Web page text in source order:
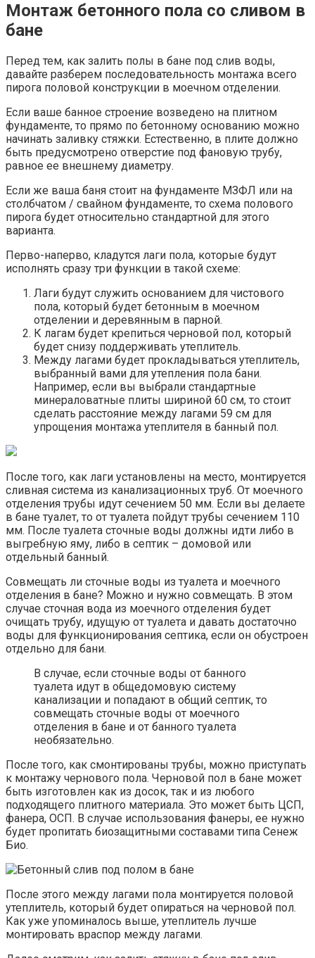
Монтаж бетонного пола со сливом в
бане
Перед тем, как залить полы в бане под слив воды,
давайте разберем последовательность монтажа всего
пирога половой конструкции в моечном отделении.
Если ваше банное строение возведено на плитном
фундаменте, то прямо по бетонному основанию можно
начинать заливку стяжки. Естественно, в плите должно
быть предусмотрено отверстие под фановую трубу,
равное ее внешнему диаметру.
Если же ваша баня стоит на фундаменте МЗФЛ или на
столбчатом / свайном фундаменте, то схема полового
пирога будет относительно стандартной для этого
варианта.
Перво-наперво, кладутся лаги пола, которые будут
исполнять сразу три функции в такой схеме:
Лаги будут служить основанием для чистового
пола, который будет бетонным в моечном
отделении и деревянным в парной.
К лагам будет крепиться черновой пол, который
будет снизу поддерживать утеплитель.
Между лагами будет прокладываться утеплитель,
выбранный вами для утепления пола бани.
Например, если вы выбрали стандартные
минераловатные плиты шириной 60 см, то стоит
сделать расстояние между лагами 59 см для
упрощения монтажа утеплителя в банный пол.
После того, как лаги установлены на место, монтируется
сливная система из канализационных труб. От моечного
отделения трубы идут сечением 50 мм. Если вы делаете
в бане туалет, то от туалета пойдут трубы сечением 110
мм. После туалета сточные воды должны идти либо в
выгребную яму, либо в септик – домовой или
отдельный банный.
Совмещать ли сточные воды из туалета и моечного
отделения в бане? Можно и нужно совмещать. В этом
случае сточная вода из моечного отделения будет
очищать трубу, идущую от туалета и давать достаточно
воды для функционирования септика, если он обустроен
отдельно для бани.
В случае, если сточные воды от банного
туалета идут в общедомовую систему
канализации и попадают в общий септик, то
совмещать сточные воды от моечного
отделения в бане и от банного туалета
необязательно.
После того, как смонтированы трубы, можно приступать
к монтажу чернового пола. Черновой пол в бане может
быть изготовлен как из досок, так и из любого
подходящего плитного материала. Это может быть ЦСП,
фанера, ОСП. В случае использования фанеры, ее нужно
будет пропитать биозащитными составами типа Сенеж
Био.
После этого между лагами пола монтируется половой
утеплитель, который будет опираться на черновой пол.
Как уже упоминалось выше, утеплитель лучше
монтировать враспор между лагами.